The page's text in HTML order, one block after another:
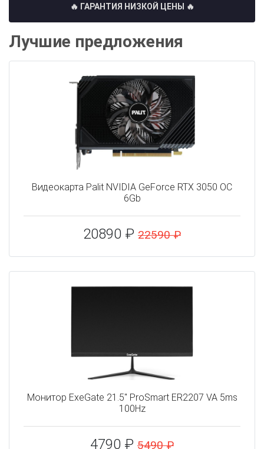
🔥 ГАРАНТИЯ НИЗКОЙ ЦЕНЫ 🔥
Лучшие предложения
Видеокарта Palit NVIDIA GeForce RTX 3050 OC
6Gb
20890 ₽ 22590 ₽
Монитор ExeGate 21.5" ProSmart ER2207 VA 5ms
100Hz
4790 ₽ 5490 ₽